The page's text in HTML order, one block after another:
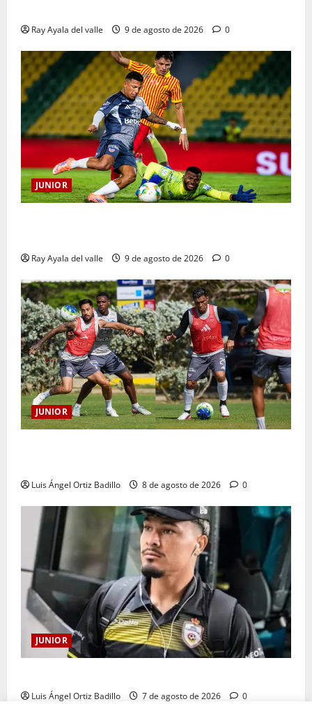
Ray Ayala del valle 9 de agosto de 2026 0
JUNIOR
Ray Ayala del valle 9 de agosto de 2026 0
JUNIOR
Luis Ángel Ortiz Badillo 8 de agosto de 2026 0
JUNIOR
Luis Ángel Ortiz Badillo 7 de agosto de 2026 0